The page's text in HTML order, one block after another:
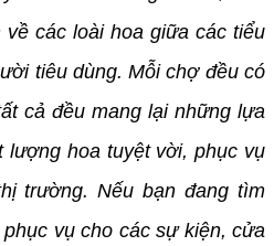
các loài hoa giữa các tiểu
tiêu dùng. Mỗi chợ đều có
cả đều mang lại những lựa
lượng hoa tuyệt vời, phục vụ
trường. Nếu bạn đang tìm
vụ cho các sự kiện, cửa